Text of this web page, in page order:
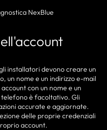
NexBlue
installatori devono creare un
un nome e un indirizzo e-mail
con un nome e un
telefono è facoltativo. Gli
accurate e aggiornate.
delle proprie credenziali
account.